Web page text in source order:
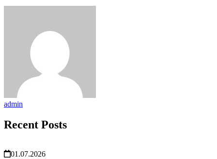
admin
Recent Posts
01.07.2026